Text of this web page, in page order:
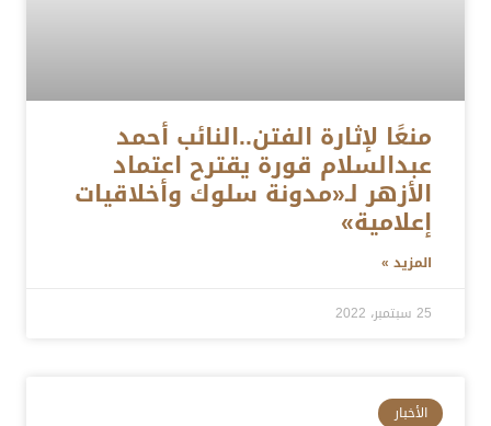
منعًا لإثارة الفتن..النائب أحمد
عبدالسلام قورة يقترح اعتماد
الأزهر لـ«مدونة سلوك وأخلاقيات
إعلامية»
المزيد »
25 سبتمبر، 2022
الأخبار